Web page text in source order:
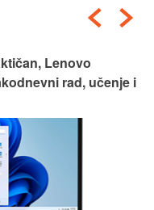
Lenovo
rad, učenje i